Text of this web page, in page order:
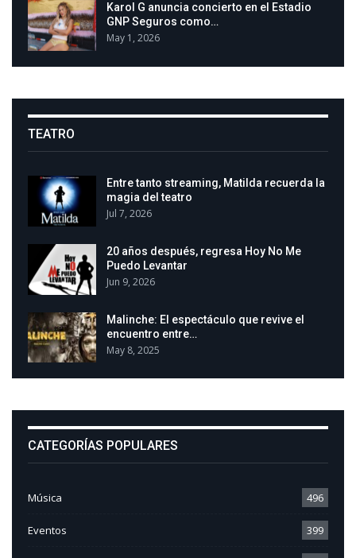
Karol G anuncia concierto en el Estadio
GNP Seguros como…
May 1, 2026
TEATRO
Entre tanto streaming, Matilda recuerda la
magia del teatro
Jul 7, 2026
20 años después, regresa Hoy No Me
Puedo Levantar
Jun 9, 2026
Malinche: El espectáculo que revive el
encuentro entre…
May 8, 2025
CATEGORÍAS POPULARES
Música 496
Eventos 399